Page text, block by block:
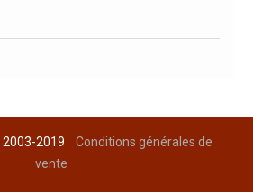
2003-2019Conditions générales de
vente